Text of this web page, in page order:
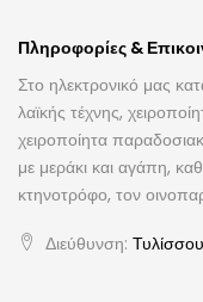
Πληροφορίες &
Στο ηλεκτρονικό μας
λαϊκής τέχνης,
χειροποίητα
με μεράκι και αγάπη,
κτηνοτρόφο, τον
Διεύθυνση: